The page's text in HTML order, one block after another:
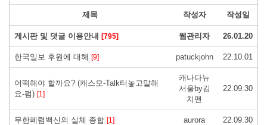
제목 작성자 작성일
게시판 및 댓글 이용안내 [795] 웹관리자 26.01.20
한국일보 후원에 대해 [9] patuckjohn 22.10.01
어떡해야 할까요? (캐스모-Talk터놓고말해
요-펌) [1]
캐나다뉴
서울by김
치맨
22.09.30
무한폐렴백신의 실체 종합 [1] aurora 22.09.30